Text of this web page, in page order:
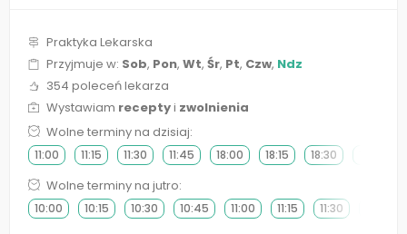
Praktyka Lekarska
Przyjmuje w: Sob, Pon, Wt, Śr, Pt, Czw, Ndz
354 poleceń lekarza
Wystawiam receptyi zwolnienia
Wolne terminy na dzisiaj:
11:00 11:15 11:30 11:45 18:00 18:15 18:30
Wolne terminy na jutro:
10:00 10:15 10:30 10:45 11:00 11:15 11:30